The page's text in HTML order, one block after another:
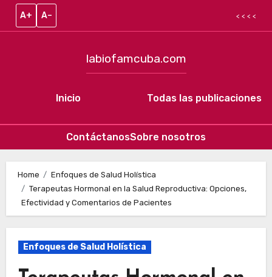
A+ A– < < < <
Inicio
labiofamcuba.com
Todas las publicaciones
ContáctanosSobre nosotros
Home
Enfoques de Salud Holística
Terapeutas Hormonal en la Salud Reproductiva: Opciones,
Efectividad y Comentarios de Pacientes
Enfoques de Salud Holística